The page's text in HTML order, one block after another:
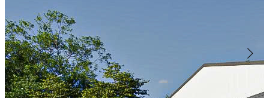
Vật liệu chống cháy TTV